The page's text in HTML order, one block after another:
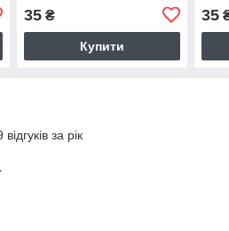
35₴
Купити
35
за рік